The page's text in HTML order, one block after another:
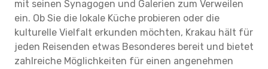
mit seinen Synagogen und Galerien zum Verweilen
ein. Ob Sie die lokale Küche probieren oder die
kulturelle Vielfalt erkunden möchten, Krakau hält für
jeden Reisenden etwas Besonderes bereit und bietet
zahlreiche Möglichkeiten für einen angenehmen